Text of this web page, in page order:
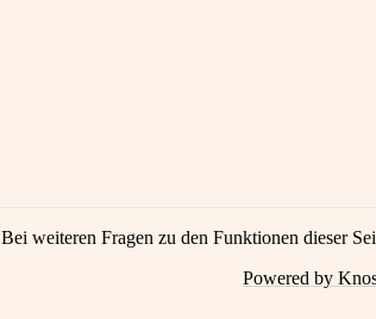
Bei weiteren Fragen zu den Funktionen dieser
Powered by